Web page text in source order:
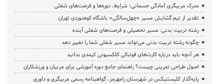
مدرک مربیگری آمادگی جسمانی؛ شرایط، دوره‌ها و فرصت‌های شغلی
تقدیر از تیم گشایش مسیر «چهل‌سالگی» باشگاه کوهنوردی تهران
رشته تربیت بدنی: مسیر تحصیلی و فرصت‌های شغلی آینده
چگونه رشته تربیت بدنی می‌تواند مسیر شغلی شما را تغییر دهد
هر آنچه باید درباره کارت‌های فوتبالی کلکسیونی کیمدی بدانید
اصول طراحی تمرینی چیست؟ راهنمای جامع دوره آموزشی برای مربیان و ورزشکاران
پایه‌گذار کلیستنیکس در شهرستان رامهرمز، گواهینامه رسمی مربیگری و داوری